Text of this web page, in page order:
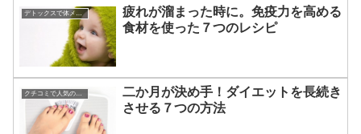
デトックスで体メンテナンス
疲れが溜まった時に。免疫力を高める
食材を使った７つのレシピ
クチコミで人気のダイエット
二か月が決め手！ダイエットを長続き
させる７つの方法